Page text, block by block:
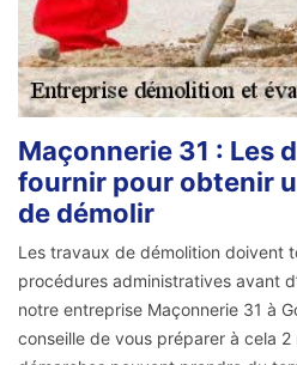
Maçonnerie 31 : Les
fournir pour obtenir
de démolir
Les travaux de démolition doivent
procédures administratives avant
notre entreprise Maçonnerie 31 à
conseille de vous préparer à cela 2